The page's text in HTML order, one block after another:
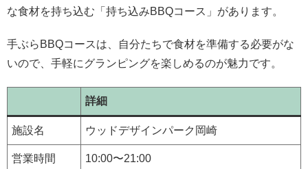
な食材を持ち込む「持ち込みBBQコース」があります。
手ぶらBBQコースは、自分たちで食材を準備する必要がな
いので、手軽にグランピングを楽しめるのが魅力です。
詳細
施設名 ウッドデザインパーク岡崎
営業時間 10:00〜21:00